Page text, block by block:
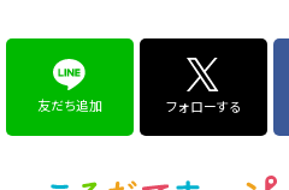
友だち追加 フォローする